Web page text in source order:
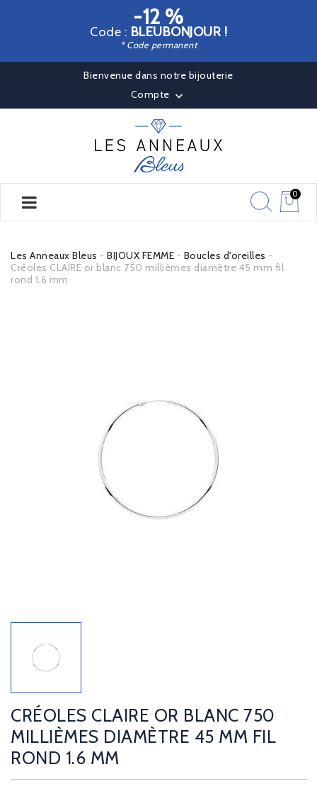
-12 %
Code : BLEUBONJOUR !
* Code permanent
Bienvenue dans notre bijouterie
Compte 
0
Les Anneaux Bleus BIJOUX FEMME
Boucles d'oreilles
Créoles CLAIRE or blanc 750 millièmes diamètre 45 mm fil
rond 1.6 mm
CRÉOLES CLAIRE OR BLANC 750
MILLIÈMES DIAMÈTRE 45 MM FIL
ROND 1.6 MM